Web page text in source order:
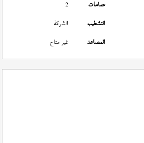
حمامات
2
التشطيب
الشركة
المصاعد غير متاح